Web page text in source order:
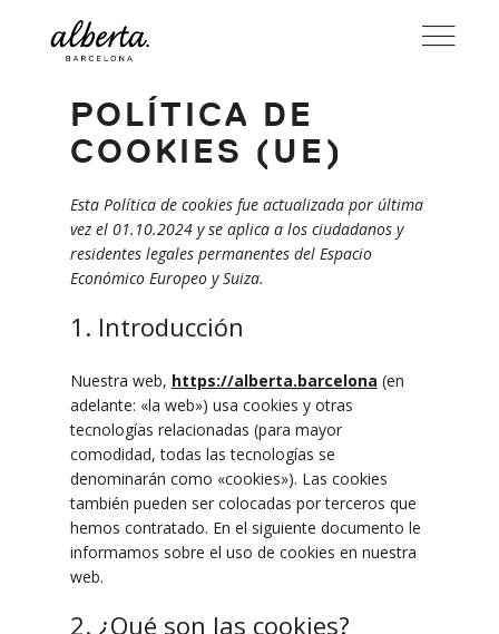
POLÍTICA DE
COOKIES (UE)
Esta Política de cookies fue actualizada por última
vez el 01.10.2024 y se aplica a los ciudadanos y
residentes legales permanentes del Espacio
Económico Europeo y Suiza.
1. Introducción
Nuestra web, https://alberta.barcelona (en
adelante: «la web») usa cookies y otras
tecnologías relacionadas (para mayor
comodidad, todas las tecnologías se
denominarán como «cookies»). Las cookies
también pueden ser colocadas por terceros que
hemos contratado. En el siguiente documento le
informamos sobre el uso de cookies en nuestra
web.
2. ¿Qué son las cookies?